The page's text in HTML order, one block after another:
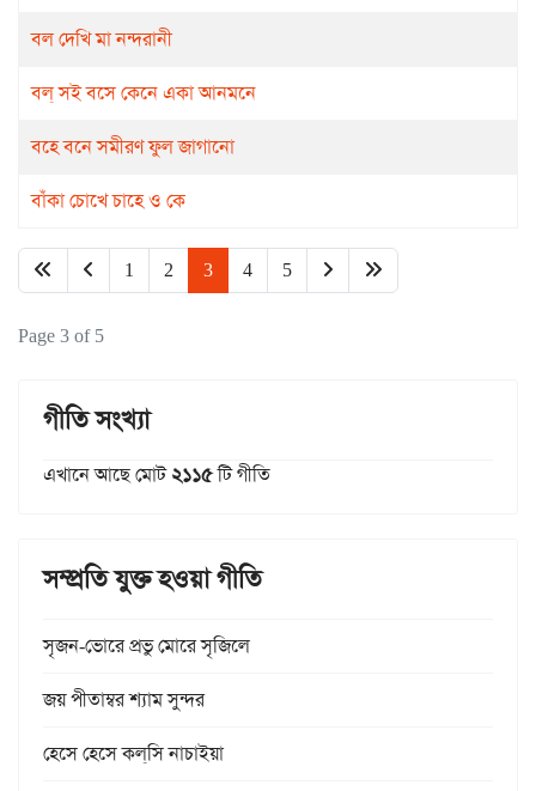
বল দেখি মা নন্দরানী
বল্ সই বসে কেনে একা আনমনে
বহে বনে সমীরণ ফুল জাগানো
বাঁকা চোখে চাহে ও কে
1 2 3 4 5
Page 3 of 5
গীতি সংখ্যা
এখানে আছে মোট২১১৫টি গীতি
সম্প্রতি যুক্ত হওয়া গীতি
সৃজন-ভোরে প্রভু মোরে সৃজিলে
জয় পীতাম্বর শ্যাম সুন্দর
হেসে হেসে কল্‌সি নাচাইয়া